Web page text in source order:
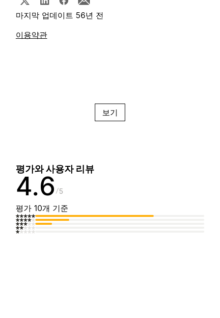
마지막 업데이트 56년 전
이용약관
보기
평가와 사용자 리뷰
4.6 5
평가 10개 기준